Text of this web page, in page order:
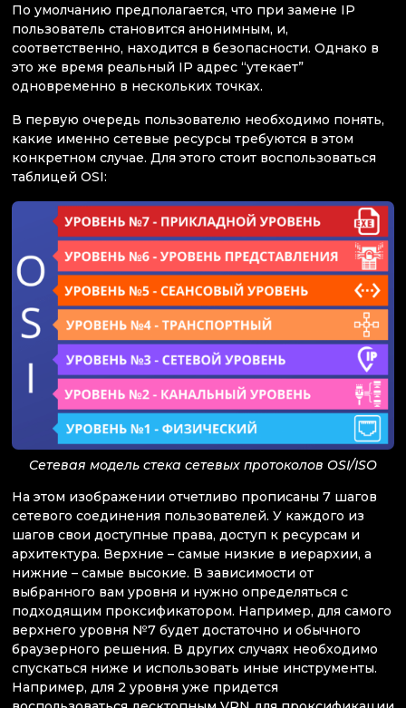
По умолчанию предполагается, что при замене IP
пользователь становится анонимным, и,
соответственно, находится в безопасности. Однако в
это же время реальный IP адрес “утекает”
одновременно в нескольких точках.
В первую очередь пользователю необходимо понять,
какие именно сетевые ресурсы требуются в этом
конкретном случае. Для этого стоит воспользоваться
таблицей OSI:
Cетевая модель стека сетевых протоколов OSI/ISO
На этом изображении отчетливо прописаны 7 шагов
сетевого соединения пользователей. У каждого из
шагов свои доступные права, доступ к ресурсам и
архитектура. Верхние – самые низкие в иерархии, а
нижние – самые высокие. В зависимости от
выбранного вам уровня и нужно определяться с
подходящим проксификатором. Например, для самого
верхнего уровня №7 будет достаточно и обычного
браузерного решения. В других случаях необходимо
спускаться ниже и использовать иные инструменты.
Например, для 2 уровня уже придется